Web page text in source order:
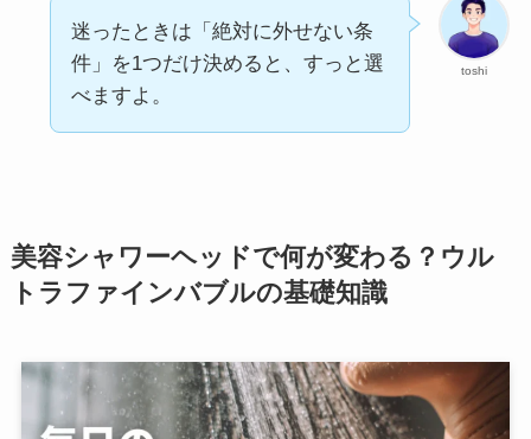
toshi
迷ったときは「絶対に外せない条
件」を1つだけ決めると、すっと選
べますよ。
美容シャワーヘッドで何が変わる？ウル
トラファインバブルの基礎知識